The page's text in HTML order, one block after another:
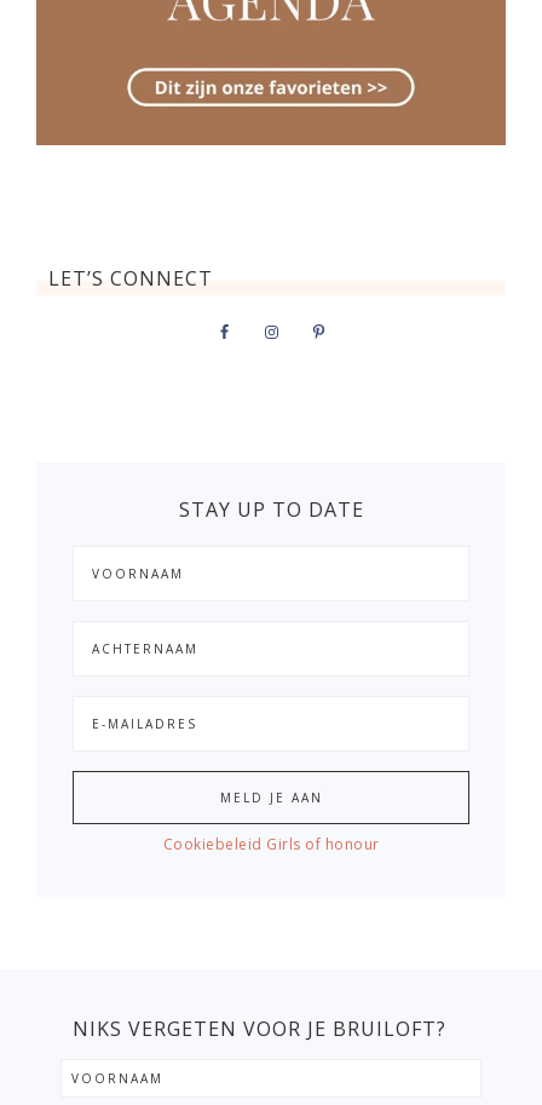
LET’S CONNECT
STAY UP TO DATE
Cookiebeleid Girls of honour
NIKS VERGETEN VOOR JE BRUILOFT?